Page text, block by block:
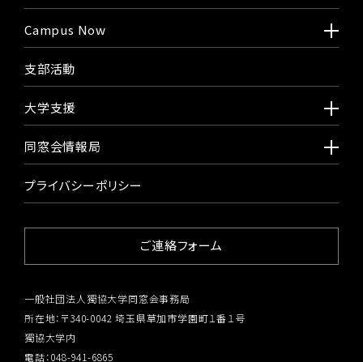
Campus Now
支部活動
大学支援
同窓会情報局
プライバシーポリシー
ご連絡フォーム
一般社団法人獨協大学同窓会事務局
所在地：〒340-0042 埼玉県草加市学園町１番１号
獨協大学内
電話：048-941-6865